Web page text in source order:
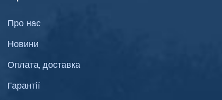
Про нас
Новини
Оплата, доставка
Гарантії